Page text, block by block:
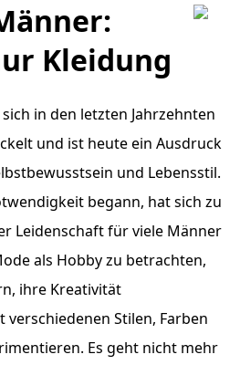
Kleidung
in den letzten Jahrzehnten
und ist heute ein Ausdruck
und Lebensstil.
begann, hat sich zu
Leidenschaft für viele Männer
als Hobby zu betrachten,
ihre Kreativität
Stilen, Farben
Es geht nicht mehr